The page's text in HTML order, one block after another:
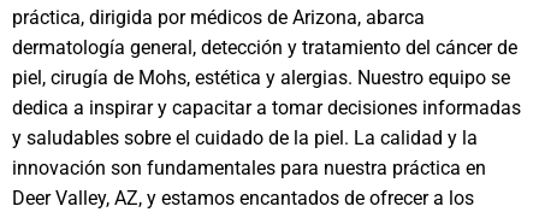
práctica, dirigida por médicos de Arizona, abarca
dermatología general, detección y tratamiento del cáncer de
piel, cirugía de Mohs, estética y alergias. Nuestro equipo se
dedica a inspirar y capacitar a tomar decisiones informadas
y saludables sobre el cuidado de la piel. La calidad y la
innovación son fundamentales para nuestra práctica en
Deer Valley, AZ, y estamos encantados de ofrecer a los